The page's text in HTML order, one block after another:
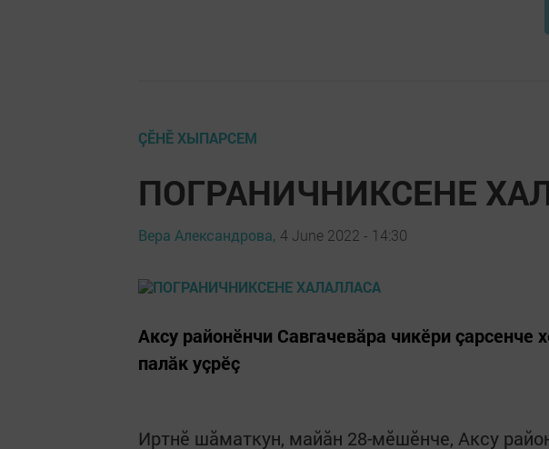
ÇӖНӖ ХЫПАРСЕМ
ПОГРАНИЧНИКСЕНЕ
Вера Александрова, 4 June 2022 - 14:30
Аксу районӗнчи Савгачевăра чикӗри çарсенче
палăк уçрӗç
Иртнӗ шăматкун, майăн 28-мӗшӗнче, Аксу